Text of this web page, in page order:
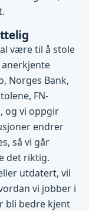
være til å stole
Norges Bank,
FN-
og vi oppgir
endrer
så vi går
det riktig.
utdatert, vil
vi jobber i
bli bedre kjent